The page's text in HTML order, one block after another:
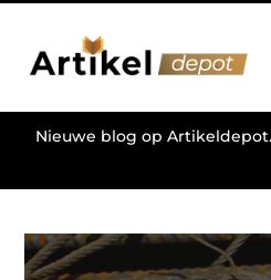
Nieuwe blog op
of event Fysiotherapie